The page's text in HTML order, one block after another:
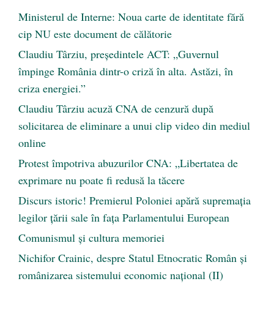
Ministerul de Interne: Noua carte de identitate fără
cip NU este document de călătorie
Claudiu Târziu, președintele ACT: „Guvernul
împinge România dintr-o criză în alta. Astăzi, în
criza energiei.”
Claudiu Târziu acuză CNA de cenzură după
solicitarea de eliminare a unui clip video din mediul
online
Protest împotriva abuzurilor CNA: „Libertatea de
exprimare nu poate fi redusă la tăcere
Discurs istoric! Premierul Poloniei apără supremația
legilor țării sale în fața Parlamentului European
Comunismul şi cultura memoriei
Nichifor Crainic, despre Statul Etnocratic Român şi
românizarea sistemului economic naţional (II)